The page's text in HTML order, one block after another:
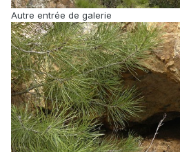
Autre entrée de galerie